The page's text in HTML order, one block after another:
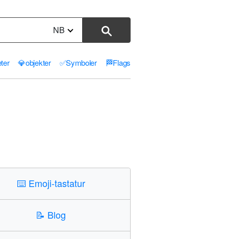
NB
💎objekter ✅Symboler 🏁Flags
⌨️ Emoji-tastatur
📝 Blog